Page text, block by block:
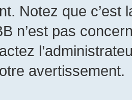
Notez que c’est
n’est pas
avertissement.